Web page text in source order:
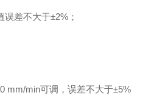
差不大于±2%；
mm/min可调，误差不大于±5%